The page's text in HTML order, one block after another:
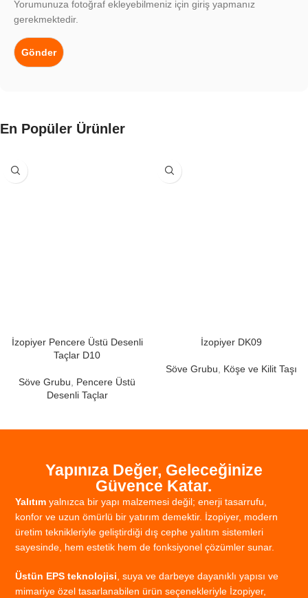
Yorumunuza fotoğraf ekleyebilmeniz için giriş yapmanız
gerekmektedir.
En Popüler Ürünler
İzopiyer Pencere Üstü Desenli
Taçlar D10
Söve Grubu
Pencere Üstü
Desenli Taçlar
İzopiyer DK09
Söve Grubu Köşe ve Kilit Taşı
Yapınıza Değer, Geleceğinize
Güvence Katar.
Yalıtım yalnızca bir yapı malzemesi değil; enerji tasarrufu,
konfor ve uzun ömürlü bir yatırım demektir. İzopiyer, modern
üretim teknikleriyle geliştirdiği dış cephe yalıtım sistemleri
sayesinde, hem estetik hem de fonksiyonel çözümler sunar.
Üstün EPS teknolojisi suya ve darbeye dayanıklı yapısı ve
mimariye özel tasarlanabilen ürün seçenekleriyle İzopiyer,